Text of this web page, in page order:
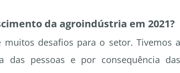
da agroindústria em 2021?
desafios para o setor. Tivemos a
das pessoas e por consequência das